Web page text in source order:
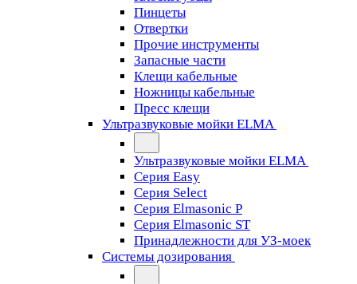
Пинцеты
Отвертки
Прочие инструменты
Запасные части
Клещи кабельные
Ножницы кабельные
Пресс клещи
Ультразвуковые мойки ELMA
Ультразвуковые мойки ELMA
Серия Easy
Серия Select
Серия Elmasonic P
Серия Elmasonic ST
Принадлежности для УЗ-моек
Системы дозирования